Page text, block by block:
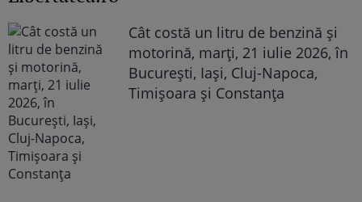
Cât costă un litru de benzină și
motorină, marți, 21 iulie 2026, în
București, Iași, Cluj-Napoca,
Timișoara și Constanța